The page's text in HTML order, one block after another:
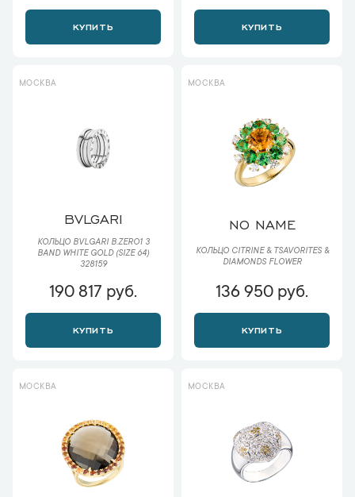
КУПИТЬ КУПИТЬ
МОСКВА
BVLGARI
КОЛЬЦО BVLGARI B.ZERO1 3
BAND WHITE GOLD (SIZE 64)
328159
190 817 руб.
КУПИТЬ
МОСКВА
NO NAME
КОЛЬЦО CITRINE & TSAVORITES &
DIAMONDS FLOWER
136 950 руб.
КУПИТЬ
МОСКВА МОСКВА